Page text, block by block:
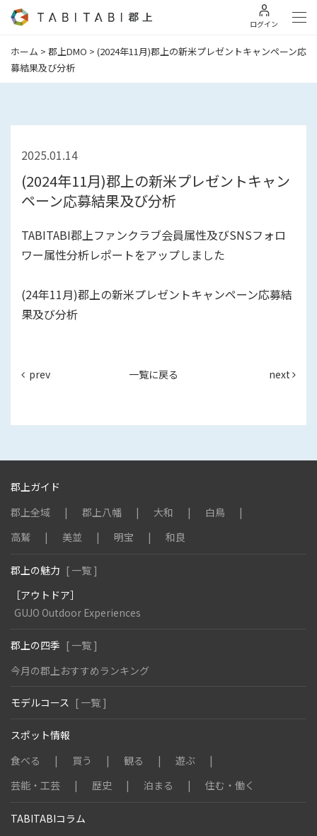
ログイン
ホーム > 郡上DMO > (2024年11月)郡上の新米プレゼントキャンペーン応
募結果及び分析
2025.01.14
(2024年11月)郡上の新米プレゼントキャン
ペーン応募結果及び分析
TABITABI郡上ファンクラブ会員属性及びSNSフォロ
ワー属性分析レポートをアップしました
(24年11月)郡上の新米プレゼントキャンペーン応募結
果及び分析
prev 一覧に戻る next
郡上ガイド
郡上全域
郡上八幡 大和
白鳥
高鷲
美並 明宝 和良
郡上の魅力 [ 一覧 ]
［アウトドア］
GUJO Outdoor Experiences
郡上の四季 [ 一覧 ]
今月の郡上おすすめランキング
モデルコース [ 一覧 ]
スポット情報
食べる
買う 観る
遊ぶ
芸能・工芸
歴史 泊まる 住む・働く
TABITABIコラム